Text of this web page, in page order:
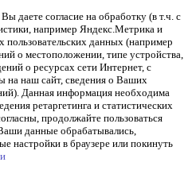
даете согласие на обработку (в т.ч. с
например Яндекс.Метрика и
данных (например
о местоположении, типе устройства,
о ресурсах сети Интернет, с
наш сайт, сведения о Ваших
Данная информация необходима
ретаргетинга и статистических
продолжайте пользоваться
данные обрабатывались,
настройки в браузере или покинуть